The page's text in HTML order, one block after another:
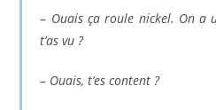
– Ouais ça roule nickel. On a
t’as vu ?
– Ouais, t’es content ?